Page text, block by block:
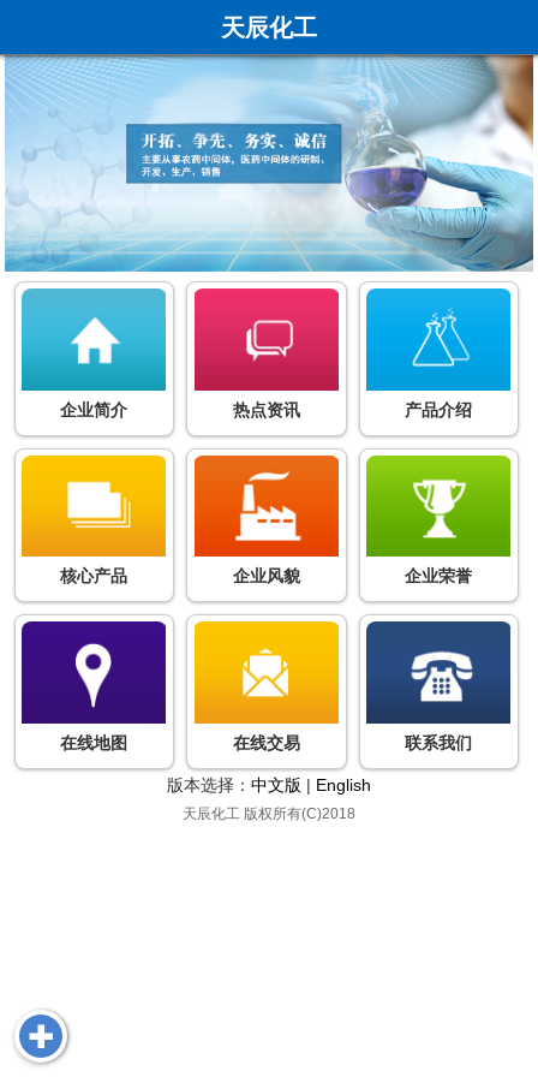
天辰化工
企业简介 热点资讯 产品介绍
核心产品 企业风貌 企业荣誉
在线地图 在线交易 联系我们
版本选择： 中文版 | English
天辰化工 版权所有(C)2018